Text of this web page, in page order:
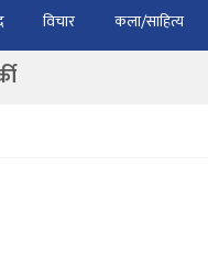
विचार कला/साहित्य